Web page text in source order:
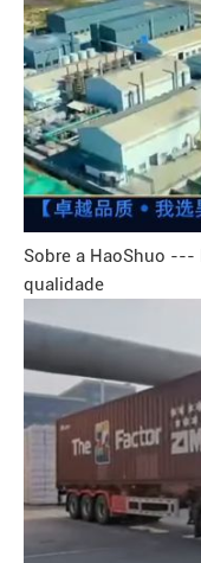
Sobre a HaoShuo ---
qualidade